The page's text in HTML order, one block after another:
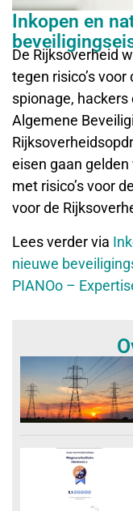
Inkopen en
De Rijksoverheid
tegen risico’s
spionage,
Algemene
eisen gaan
met risico’s voor
voor de
Lees verder via
nieuwe
PIANOo –